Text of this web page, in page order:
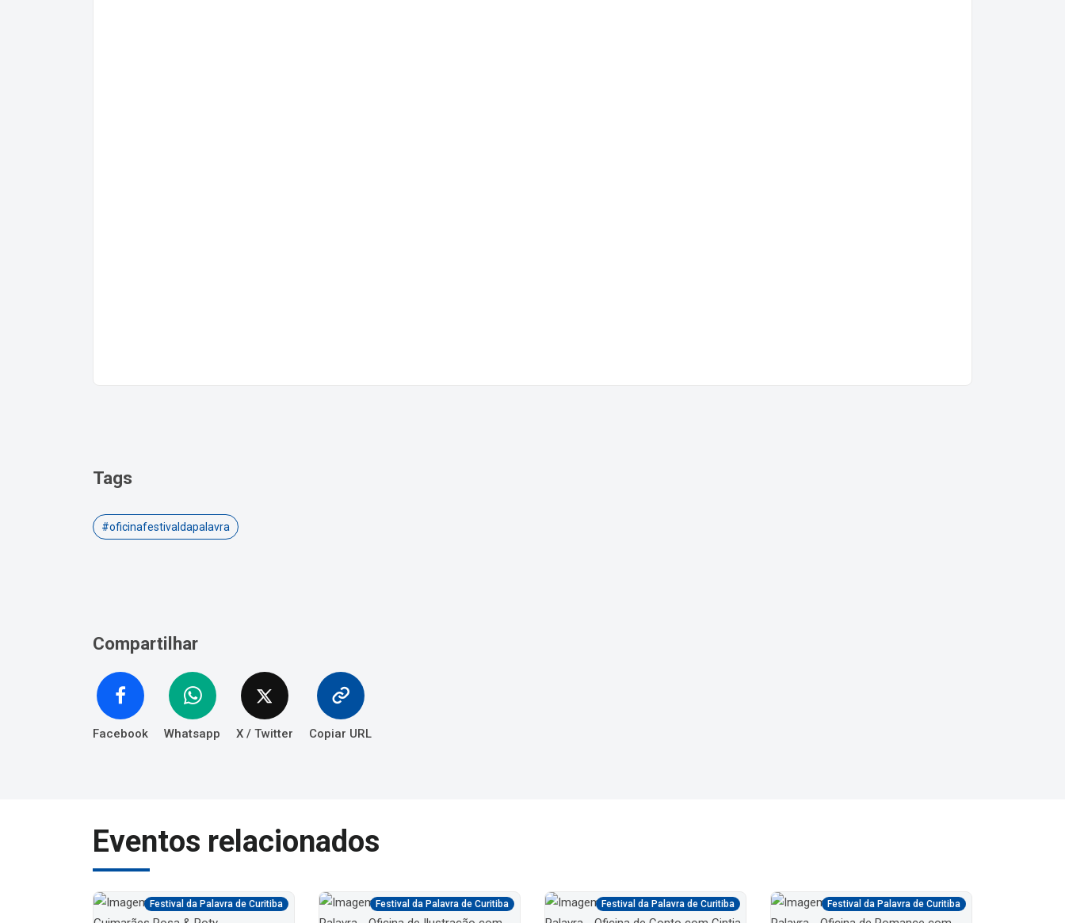
Tags
#oficinafestivaldapalavra
Compartilhar
Facebook Whatsapp X / Twitter Copiar URL
Eventos relacionados
Festival da Palavra de Curitiba Festival da Palavra de Curitiba Festival da Palavra de Curitiba Festival da Palavra de Curitiba